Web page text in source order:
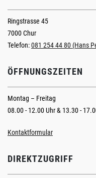
Ringstrasse 45
7000 Chur
Telefon:081 254 44 80 (Hans
ÖFFNUNGSZEITEN
Montag – Freitag
08.00 - 12.00 Uhr & 13.30 -
Kontaktformular
DIREKTZUGRIFF